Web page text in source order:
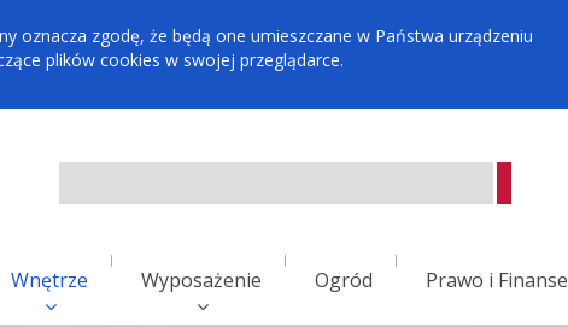
oznacza zgodę, że będą one umieszczane w Państwa urządzeniu
plików cookies w swojej przeglądarce.
Wnętrze Wyposażenie Ogród Prawo i Finanse